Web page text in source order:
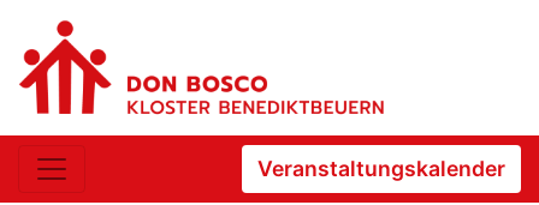
Veranstaltungskalender